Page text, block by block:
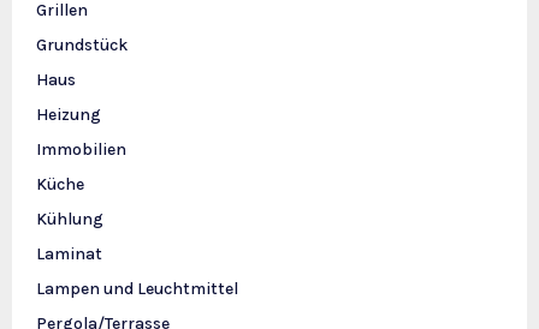
Grillen
Grundstück
Haus
Heizung
Immobilien
Küche
Kühlung
Laminat
Lampen und Leuchtmittel
Pergola/Terrasse